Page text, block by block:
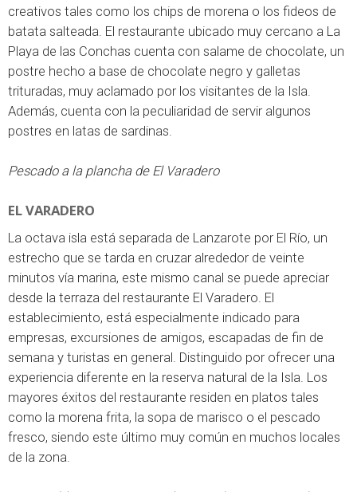
creativos tales como los chips de morena o los fideos de
batata salteada. El restaurante ubicado muy cercano a La
Playa de las Conchas cuenta con salame de chocolate, un
postre hecho a base de chocolate negro y galletas
trituradas, muy aclamado por los visitantes de la Isla.
Además, cuenta con la peculiaridad de servir algunos
postres en latas de sardinas.
Pescado a la plancha de El Varadero
EL VARADERO
La octava isla está separada de Lanzarote por El Río, un
estrecho que se tarda en cruzar alrededor de veinte
minutos vía marina, este mismo canal se puede apreciar
desde la terraza del restaurante El Varadero. El
establecimiento, está especialmente indicado para
empresas, excursiones de amigos, escapadas de fin de
semana y turistas en general. Distinguido por ofrecer una
experiencia diferente en la reserva natural de la Isla. Los
mayores éxitos del restaurante residen en platos tales
como la morena frita, la sopa de marisco o el pescado
fresco, siendo este último muy común en muchos locales
de la zona.